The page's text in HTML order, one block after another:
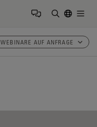
WEBINARE AUF ANFRAGE